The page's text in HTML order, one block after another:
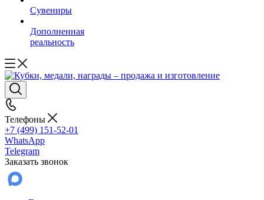
Сувениры
Дополненная
реальность
Телефоны
+7 (499) 151-52-01
WhatsApp
Telegram
Заказать звонок